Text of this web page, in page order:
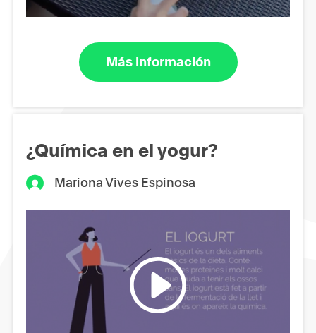
Más información
¿Química en el yogur?
Mariona Vives Espinosa